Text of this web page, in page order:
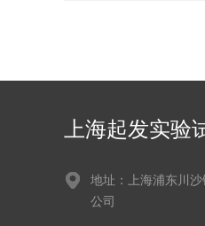
上海起发实验
地址：上海浦东川
公司